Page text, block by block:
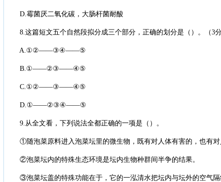
D.霉菌厌二氧化碳，大肠杆菌耐酸
8.这篇短文五个自然段拟分成三个部分，正确的划分是（）。（3
A.①②——③④——⑤
B.①——②③——④⑤
C.①②——③——④⑤
D.①——②③④——⑤
9.从全文看，下列说法全都正确的一项是（）。
①随泡菜原料进入泡菜坛里的微生物，既有对人体有害的，也有对
②泡菜坛内的特殊生态环境是坛内生物种群间半争的结果。
③泡菜坛盖的特殊功能在于，它的一泓清水把坛内与坛外的空气隔